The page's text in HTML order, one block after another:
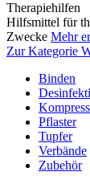
Therapiehilfen
Hilfsmittel für
Zwecke Mehr
Zur Kategorie
Binden
Pflaster
Tupfer
Verbände
Zubehör